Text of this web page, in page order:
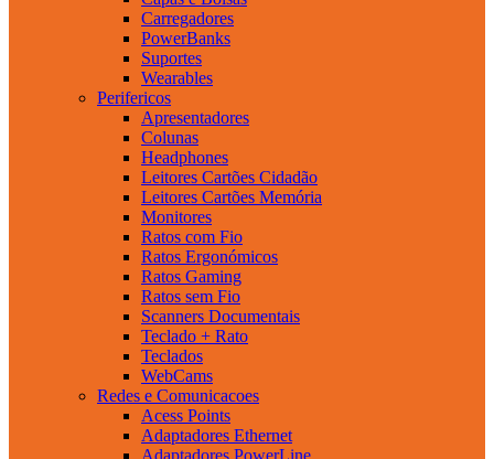
Carregadores
PowerBanks
Suportes
Wearables
Perifericos
Apresentadores
Colunas
Headphones
Leitores Cartões Cidadão
Leitores Cartões Memória
Monitores
Ratos com Fio
Ratos Ergonómicos
Ratos Gaming
Ratos sem Fio
Scanners Documentais
Teclado + Rato
Teclados
WebCams
Redes e Comunicacoes
Acess Points
Adaptadores Ethernet
Adaptadores PowerLine